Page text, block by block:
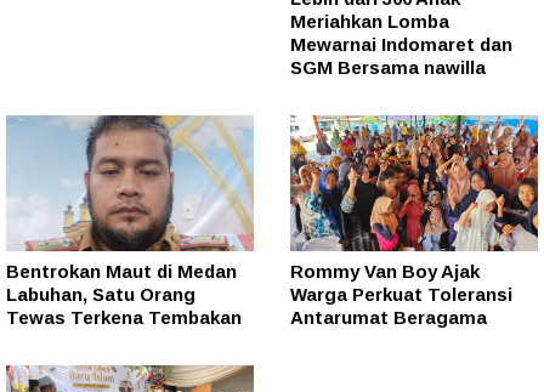
Meriahkan Lomba
Mewarnai Indomaret dan
SGM Bersama nawilla
Bentrokan Maut di Medan
Labuhan, Satu Orang
Tewas Terkena Tembakan
Rommy Van Boy Ajak
Warga Perkuat Toleransi
Antarumat Beragama